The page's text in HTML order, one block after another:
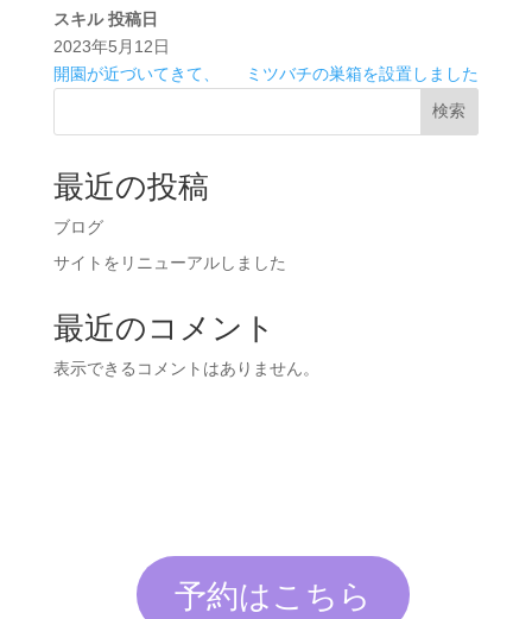
スキル 投稿日
2023年5月12日
開園が近づいてきて、
ミツバチの巣箱を設置しました
検索
最近の投稿
ブログ
サイトをリニューアルしました
最近のコメント
表示できるコメントはありません。
予約はこちら